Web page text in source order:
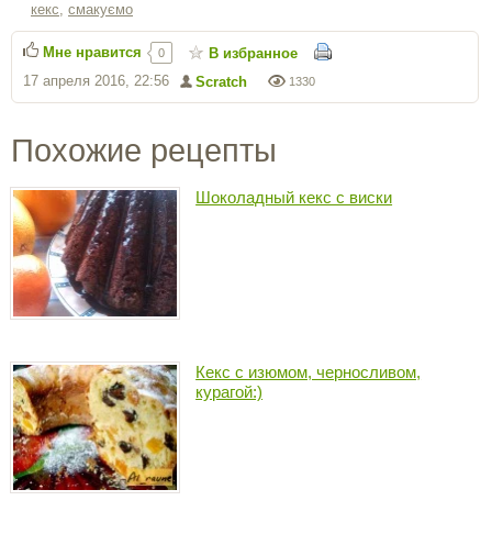
кекс, смакуємо
1330
Scratch
17 апреля 2016, 22:56
Мне нравится 0 В избранное
Похожие рецепты
Шоколадный кекс с виски
Кекс с изюмом, черносливом,
курагой:)